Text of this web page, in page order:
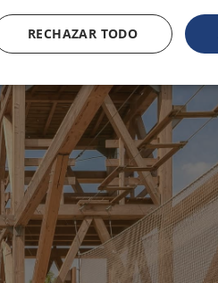
RECHAZAR TODO